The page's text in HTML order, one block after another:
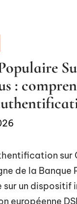
:
sur
de la Banque
sur un dispositif
européenne